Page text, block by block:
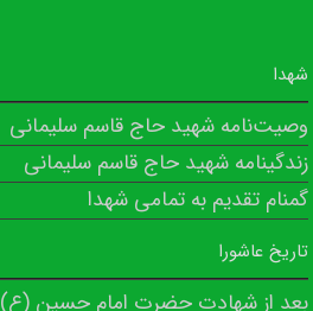
شهدا
وصیت‌نامه شهید حاج قاسم سلیمانی
زندگینامه شهید حاج قاسم سلیمانی
گمنام تقدیم به تمامی شهدا
تاریخ عاشورا
بعد از شهادت حضرت امام حسین (ع)